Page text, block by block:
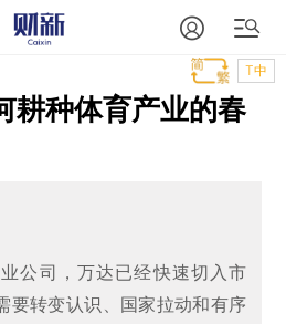
T中
耕种体育产业的春
公司，万达已经快速切入市
要转变认识、国家拉动和有序